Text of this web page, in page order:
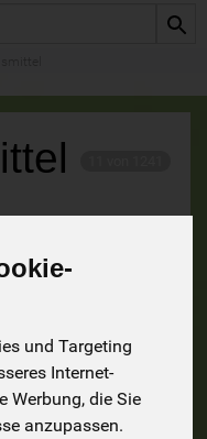
und Targeting
Internet-
Werbung, die Sie
anzupassen.